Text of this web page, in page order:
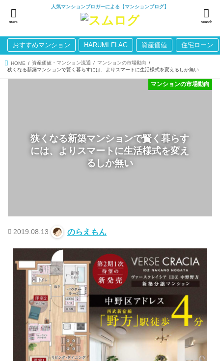
人気マンションブロガーによる【マンションブログ】
search
menu
おすすめマンション HARUMI FLAG 資産価値 住宅ローン
HOME 資産価値・マンション流通
マンションの市場動向
狭くなる新築マンションで賢く暮らすには、よりスマートに生活様式を変えるしか無い
狭くなる新築マンションで賢く暮らす
には、よりスマートに生活様式を変え
るしか無い
マンションの市場動向
2019.08.13 のらえもん